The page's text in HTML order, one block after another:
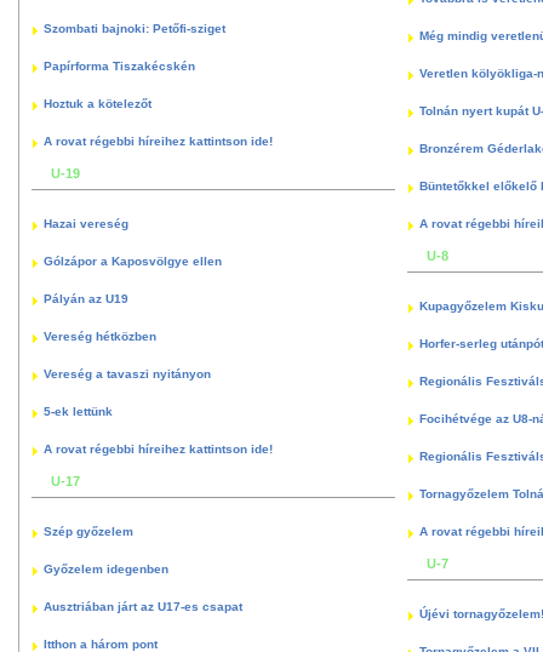
Szombati bajnoki: Petőfi-sziget
Papírforma Tiszakécskén
Hoztuk a kötelezőt
A rovat régebbi híreihez kattintson ide!
U-19
Hazai vereség
Gólzápor a Kaposvölgye ellen
Pályán az U19
Vereség hétközben
Vereség a tavaszi nyitányon
5-ek lettünk
A rovat régebbi híreihez kattintson ide!
U-17
Szép győzelem
Győzelem idegenben
Ausztriában járt az U17-es csapat
Itthon a három pont
Még mindig
Veretlen kölyökliga-
Tolnán nyert kupát
Bronzérem
Büntetőkkel előkelő
A rovat régebbi
U-8
Kupagyőzelem
Horfer-serleg
Regionális
Focihétvége az U8-
Regionális
Tornagyőzelem
A rovat régebbi
U-7
Újévi tornagyőzelem!